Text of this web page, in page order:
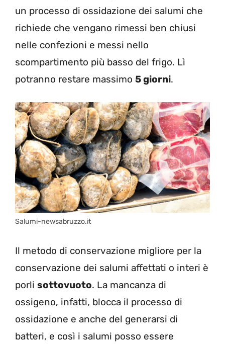
un processo di ossidazione dei salumi che
richiede che vengano rimessi ben chiusi
nelle confezioni e messi nello
scompartimento più basso del frigo. Lì
potranno restare massimo 5 giorni.
Salumi-newsabruzzo.it
Il metodo di conservazione migliore per la
conservazione dei salumi affettati o interi è
porli sottovuoto. La mancanza di
ossigeno, infatti, blocca il processo di
ossidazione e anche del generarsi di
batteri, e così i salumi posso essere